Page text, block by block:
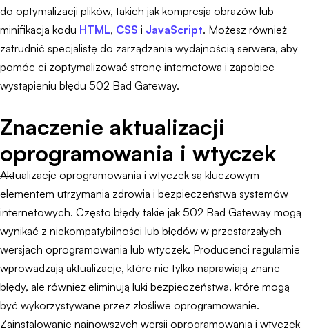
do optymalizacji plików, takich jak kompresja obrazów lub
minifikacja kodu HTML, CSS i JavaScript. Możesz również
zatrudnić specjalistę do zarządzania wydajnością serwera, aby
pomóc ci zoptymalizować stronę internetową i zapobiec
wystąpieniu błędu 502 Bad Gateway.
Znaczenie aktualizacji
oprogramowania i wtyczek
Aktualizacje oprogramowania i wtyczek są kluczowym
elementem utrzymania zdrowia i bezpieczeństwa systemów
internetowych. Często błędy takie jak 502 Bad Gateway mogą
wynikać z niekompatybilności lub błędów w przestarzałych
wersjach oprogramowania lub wtyczek. Producenci regularnie
wprowadzają aktualizacje, które nie tylko naprawiają znane
błędy, ale również eliminują luki bezpieczeństwa, które mogą
być wykorzystywane przez złośliwe oprogramowanie.
Zainstalowanie najnowszych wersji oprogramowania i wtyczek